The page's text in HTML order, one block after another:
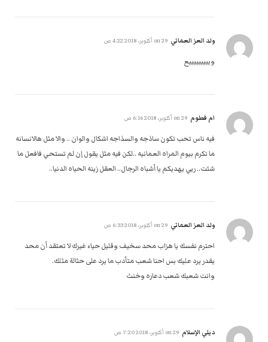
ولد العز العماني 29 أكتوبر، 2018 4:22 ص
ويييييييييع
ام فطوم 29 أكتوبر، 2018 6:16 ص
فيه ناس تحب تكون ساذجه والسذاجه اشكال والوان .. والا مثل هالانسانه
ما تكرم بيوم المراه العمانيه ..لكن فيه مثل يقول إن لم تستحي فافعل ما
شئت.. ربي يهديكم يا أشباه الرجال.. العقل زينه الحياه الدنيا..
ولد العز العماني 29 أكتوبر، 2018 6:33 ص
احترم نفسك يا هزاب محد سخيف وقليل حياء غيرك لا تعتقد أن محد
يقدر يرد عليك بس احنا شعب متأدب ما يرد على حثالة مثلك.
وانت شعبك شعب دعاره وخنث
ديني الإسلام 29 أكتوبر، 2018 7:20 ص